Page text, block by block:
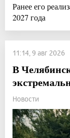
Ранее его
2027 года
11:14, 9 авг 2026
В
Новости